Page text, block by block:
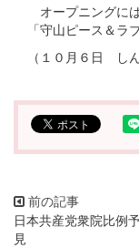
オープニングに
「守山ピース＆ラ
（１０月６日 し
日本共産党衆院比例
見